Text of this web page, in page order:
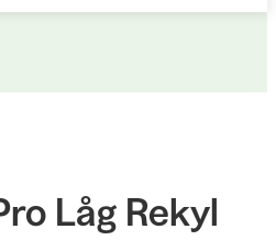
Låg Rekyl